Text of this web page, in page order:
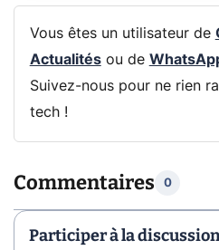
Vous êtes un utilisateur de
Actualitésou de
Suivez-nous pour ne rien
tech !
Commentaires 0
Participer à la